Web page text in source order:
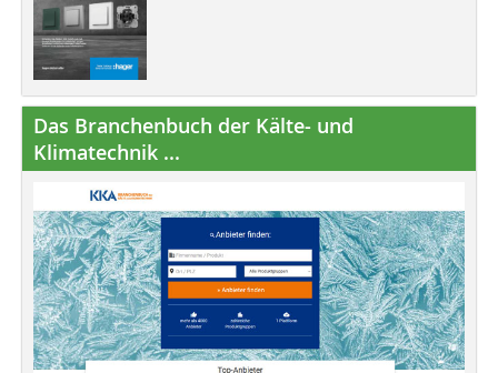
Das Branchenbuch der Kälte- und
Klimatechnik ...